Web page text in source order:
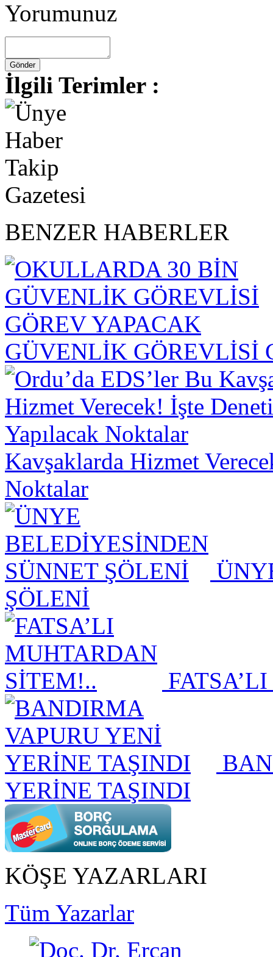
Yorumunuz
İlgili Terimler :
BENZER HABERLER
GÜVENLİK GÖREVLİSİ
Kavşaklarda Hizmet
Noktalar
ŞÖLENİ
YERİNE TAŞINDI
KÖŞE YAZARLARI
Tüm Yazarlar